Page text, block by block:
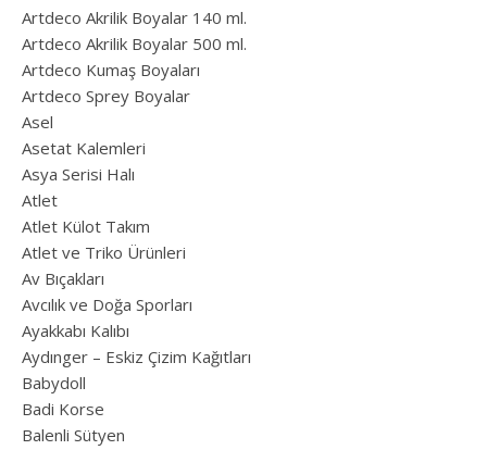
Artdeco Akrilik Boyalar 140 ml.
Artdeco Akrilik Boyalar 500 ml.
Artdeco Kumaş Boyaları
Artdeco Sprey Boyalar
Asel
Asetat Kalemleri
Asya Serisi Halı
Atlet
Atlet Külot Takım
Atlet ve Triko Ürünleri
Av Bıçakları
Avcılık ve Doğa Sporları
Ayakkabı Kalıbı
Aydınger – Eskiz Çizim Kağıtları
Babydoll
Badi Korse
Balenli Sütyen